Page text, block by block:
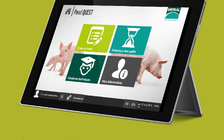
MENTIONS LÉGALES CONTACT
© 2026 ALTITUDE